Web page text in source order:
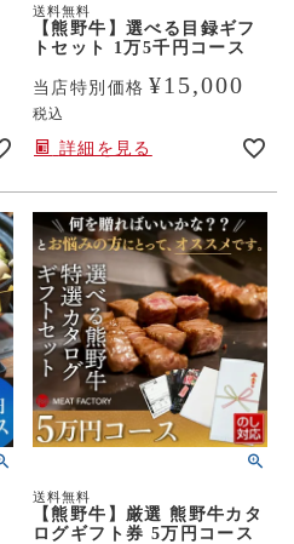
送料無料
【熊野牛】選べる目録ギフ
トセット 1万5千円コース
当店特別価格 ¥15,000
税込
詳細を見る
送料無料
【熊野牛】厳選 熊野牛カタ
ログギフト券 5万円コース